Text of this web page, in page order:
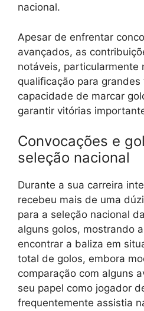
nacional.
Apesar de enfrentar
avançados, as
notáveis, particularmente
qualificação para grandes
capacidade de marcar
garantir vitórias
Convocações e
seleção nacional
Durante a sua carreira
recebeu mais de uma
para a seleção nacional
alguns golos, mostrando
encontrar a baliza em
total de golos, embora
comparação com alguns
seu papel como jogador
frequentemente assistia